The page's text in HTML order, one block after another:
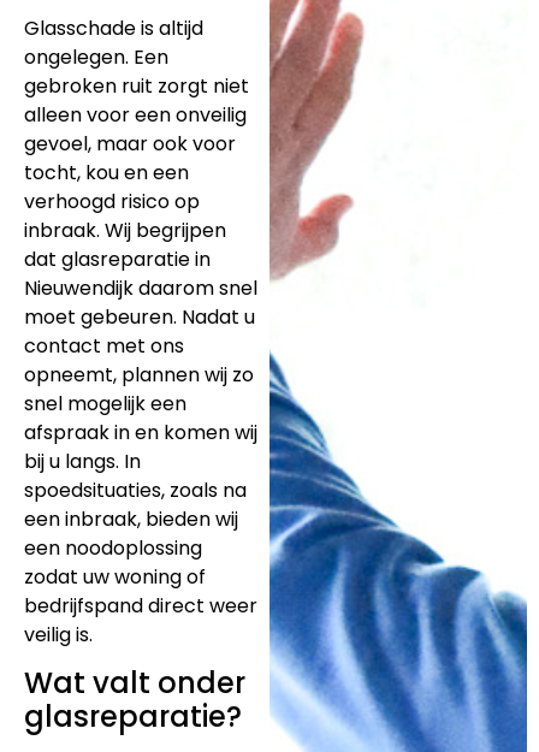
Glasschade is altijd
ongelegen. Een
gebroken ruit zorgt niet
alleen voor een onveilig
gevoel, maar ook voor
tocht, kou en een
verhoogd risico op
inbraak. Wij begrijpen
dat glasreparatie in
Nieuwendijk daarom snel
moet gebeuren. Nadat u
contact met ons
opneemt, plannen wij zo
snel mogelijk een
afspraak in en komen wij
bij u langs. In
spoedsituaties, zoals na
een inbraak, bieden wij
een noodoplossing
zodat uw woning of
bedrijfspand direct weer
veilig is.
Wat valt onder
glasreparatie?